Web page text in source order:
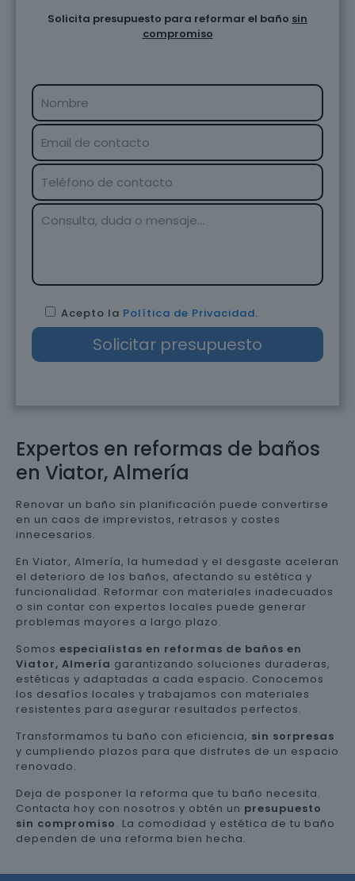
Expertos en reformas de baños
en Viator, Almería
Renovar un baño sin planificación puede convertirse
en un caos de imprevistos, retrasos y costes
innecesarios.
En Viator, Almería, la humedad y el desgaste aceleran
el deterioro de los baños, afectando su estética y
funcionalidad. Reformar con materiales inadecuados
o sin contar con expertos locales puede generar
problemas mayores a largo plazo.
Somos especialistas en reformas de baños en
Viator, Almería garantizando soluciones duraderas,
estéticas y adaptadas a cada espacio. Conocemos
los desafíos locales y trabajamos con materiales
resistentes para asegurar resultados perfectos.
Transformamos tu baño con eficiencia, sin sorpresas
y cumpliendo plazos para que disfrutes de un espacio
renovado.
Deja de posponer la reforma que tu baño necesita.
Contacta hoy con nosotros y obtén un presupuesto
sin compromiso. La comodidad y estética de tu baño
dependen de una reforma bien hecha.
Solicita presupuesto para reformar el baño sin
compromiso
Acepto la Política de Privacidad.